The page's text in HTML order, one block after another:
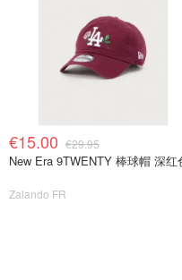
€15.00 €29.95
New Era 9TWENTY 棒球帽 深红
Zalando FR